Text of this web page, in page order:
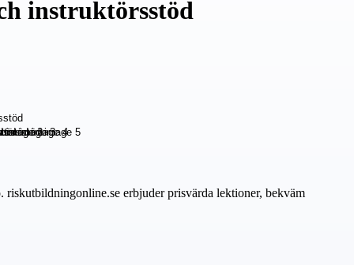
instruktörsstöd
erbjuder prisvärda lektioner, bekväm